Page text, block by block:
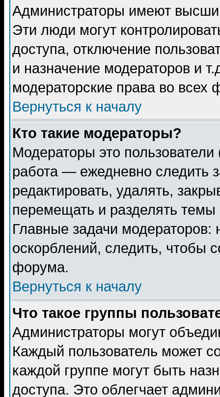
Администраторы имеют
Эти люди могут
доступа, отключение
и назначение модераторов и
модераторские права во всех
Вернуться к началу
Кто такие модераторы?
Модераторы это
работа — ежедневно следить
редактировать, удалять,
перемещать и разделять
Главные задачи
оскорблений, следить, чтобы
форума.
Вернуться к началу
Что такое группы
Администраторы могут
Каждый пользователь может
каждой группе могут быть
доступа. Это облегчает